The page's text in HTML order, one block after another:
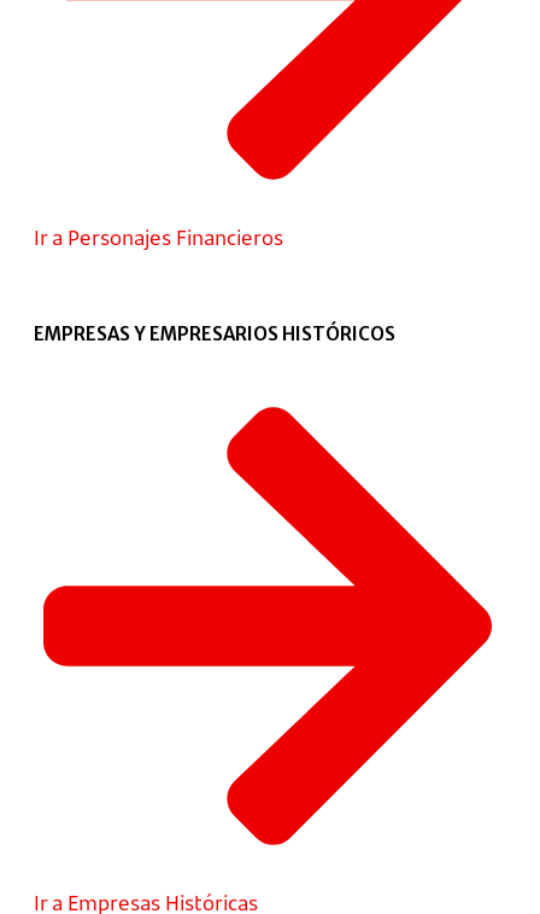
Ir a Personajes Financieros
EMPRESAS Y EMPRESARIOS HISTÓRICOS
Ir a Empresas Históricas